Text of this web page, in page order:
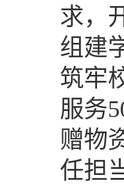
求，
组建
筑牢
服务
赠物
任担